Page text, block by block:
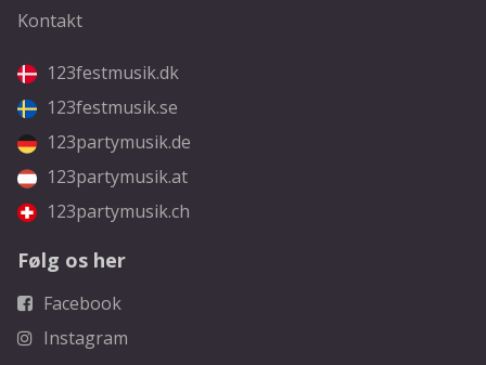
Kontakt
123festmusik.dk
123festmusik.se
123partymusik.de
123partymusik.at
123partymusik.ch
Følg os her
Facebook
Instagram